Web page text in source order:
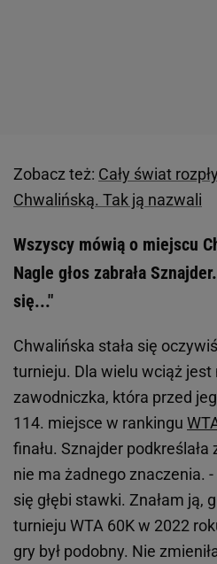
Zobacz też: Cały świat
Chwalińską. Tak ją nazwali
Wszyscy mówią o miejscu
Nagle głos zabrała
się..."
Chwalińska stała się
turnieju. Dla wielu wciąż jest
zawodniczka, która przed
114. miejsce w rankingu
finału. Sznajder
nie ma żadnego znaczenia.
się głębi stawki. Znałam ją,
turnieju WTA 60K w 2022
gry był podobny. Nie